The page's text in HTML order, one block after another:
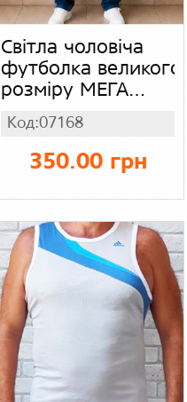
Світла чоловіча
футболка великого
розміру МЕГА
батал, чоловіча
трикотажна
футболка, колір
меланж
Код:07168
350.00 грн